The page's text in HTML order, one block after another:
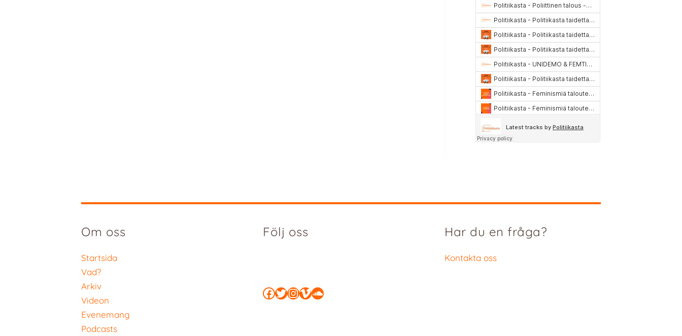
Om oss
Startsida
Vad?
Arkiv
Videon
Evenemang
Podcasts
Följ oss
Facebook
Twitter
Instagram
Vimeo
SoundCloud
Har du en fråga?
Kontakta oss